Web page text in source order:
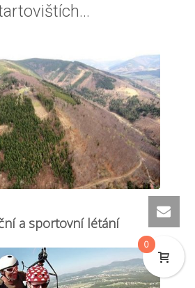
a sportovní létání
0